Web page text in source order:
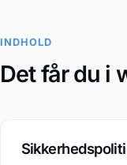
INDHOLD
Det får du i